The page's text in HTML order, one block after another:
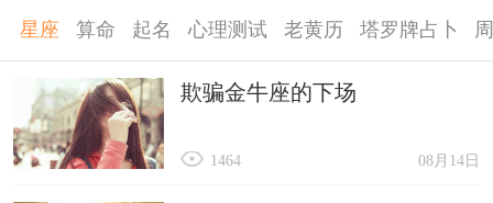
星座 算命 起名 心理测试 老黄历 塔罗牌占卜
欺骗金牛座的下场
08月14日
1464